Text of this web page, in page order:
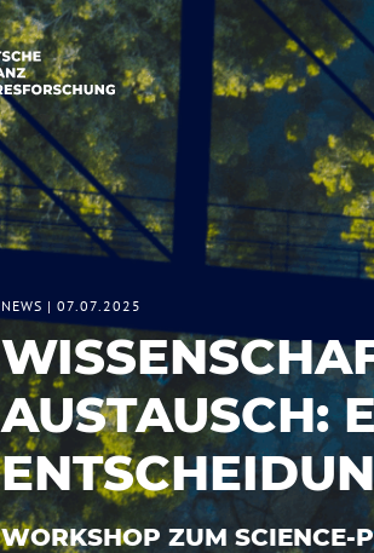
NEWS | 07.07.2025
AUSTAUSCH:
WORKSHOP ZUM SCIENCE-